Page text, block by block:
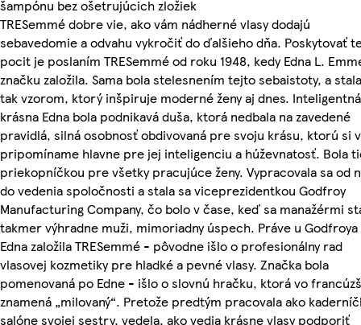
šampónu bez ošetrujúcich zložiek
TRESemmé dobre vie, ako vám nádherné vlasy dodajú
sebavedomie a odvahu vykročiť do ďalšieho dňa. Poskytovať
pocit je poslaním TRESemmé od roku 1948, kedy Edna L.
značku založila. Sama bola stelesnením tejto sebaistoty, a
tak vzorom, ktorý inšpiruje moderné ženy aj dnes.
krásna Edna bola podnikavá duša, ktorá nedbala na zavedené
pravidlá, silná osobnosť obdivovaná pre svoju krásu, ktorú si
pripomíname hlavne pre jej inteligenciu a húževnatosť. Bola
priekopníčkou pre všetky pracujúce ženy. Vypracovala sa od
do vedenia spoločnosti a stala sa viceprezidentkou Godfroy
Manufacturing Company, čo bolo v čase, keď sa manažérmi
takmer výhradne muži, mimoriadny úspech. Práve u Godfroya
Edna založila TRESemmé - pôvodne išlo o profesionálny rad
vlasovej kozmetiky pre hladké a pevné vlasy. Značka bola
pomenovaná po Edne - išlo o slovnú hračku, ktorá vo
znamená „milovaný“. Pretože predtým pracovala ako
salóne svojej sestry, vedela, ako vedia krásne vlasy podporiť